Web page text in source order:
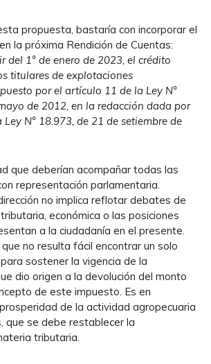
propuesta, bastaría con incorporar el
la próxima Rendición de Cuentas:
del 1° de enero de 2023, el crédito
titulares de explotaciones
por el artículo 11 de la Ley N°
de 2012, en la redacción dada por
N° 18.973, de 21 de setiembre de
que deberían acompañar todas las
representación parlamentaria.
no implica reflotar debates de
económica o las posiciones
a la ciudadanía en el presente.
no resulta fácil encontrar un solo
sostener la vigencia de la
dio origen a la devolución del monto
de este impuesto. Es en
de la actividad agropecuaria
que se debe restablecer la
tributaria.